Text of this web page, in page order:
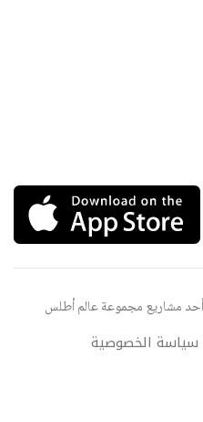
عالم أطلس
سياسة الخصوصية